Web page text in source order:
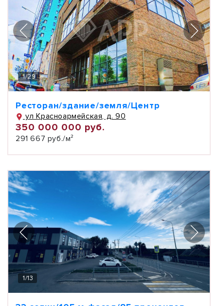
1/29
Ресторан/здание/земля/Центр
ул Красноармейская, д. 90
350 000 000 руб.
291 667 руб./м²
1/13